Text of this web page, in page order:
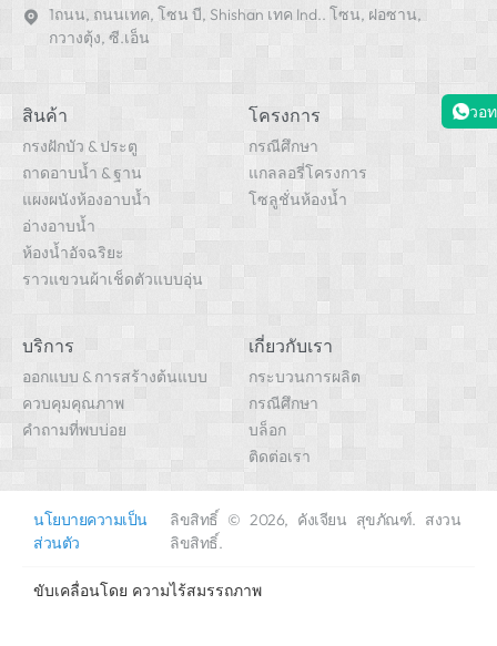
1ถนน, ถนนเทค, โซน บี, Shishan เทค Ind.. โซน, ฝอซาน,
กวางตุ้ง, ซี.เอ็น
สินค้า
กรงฝักบัว & ประตู
ถาดอาบน้ำ & ฐาน
แผงผนังห้องอาบน้ำ
อ่างอาบน้ำ
ห้องน้ำอัจฉริยะ
ราวแขวนผ้าเช็ดตัวแบบอุ่น
โครงการ
กรณีศึกษา
แกลลอรี่โครงการ
โซลูชั่นห้องน้ำ
บริการ
ออกแบบ & การสร้างต้นแบบ
ควบคุมคุณภาพ
คำถามที่พบบ่อย
เกี่ยวกับเรา
กระบวนการผลิต
กรณีศึกษา
บล็อก
ติดต่อเรา
นโยบายความเป็น
ส่วนตัว
ลิขสิทธิ์ © 2026, คังเจียน สุขภัณฑ์. สงวน
ลิขสิทธิ์.
ขับเคลื่อนโดย ความไร้สมรรถภาพ
วอ